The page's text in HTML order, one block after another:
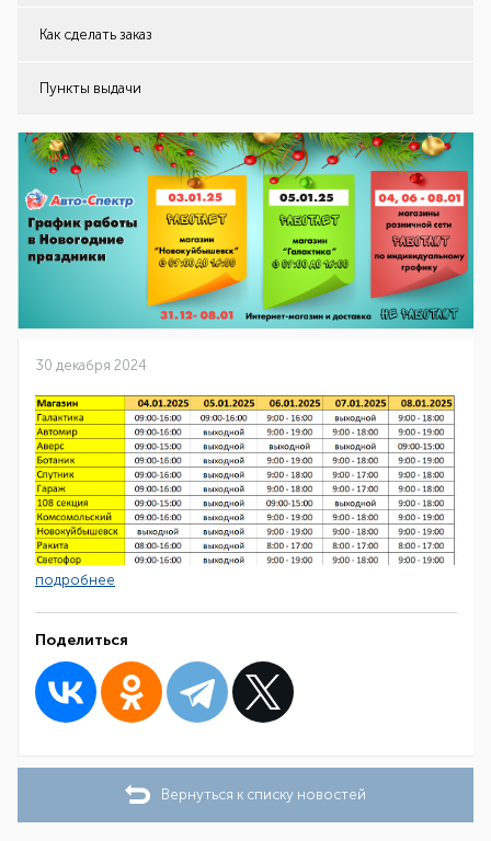
Как сделать заказ
Пункты выдачи
30 декабря 2024
подробнее
Поделиться
Вернуться к списку новостей